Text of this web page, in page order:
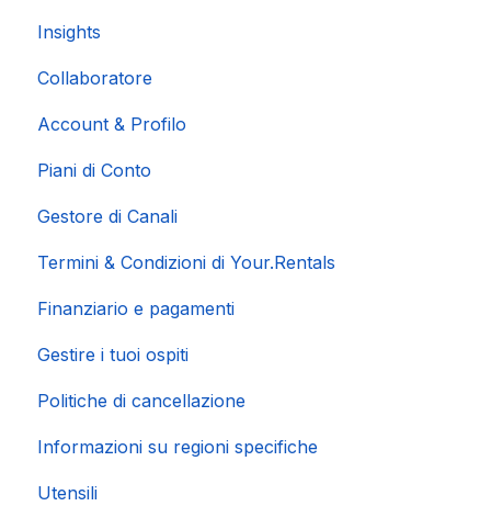
Insights
Collaboratore
Account & Profilo
Piani di Conto
Gestore di Canali
Termini & Condizioni di Your.Rentals
Finanziario e pagamenti
Gestire i tuoi ospiti
Politiche di cancellazione
Informazioni su regioni specifiche
Utensili